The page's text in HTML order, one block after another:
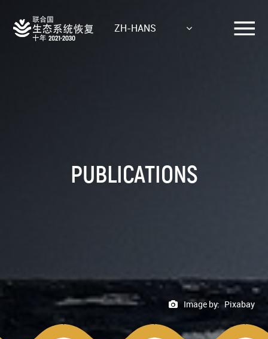
main
ZH-HANS
PUBLICATIONS
Image by: Pixabay